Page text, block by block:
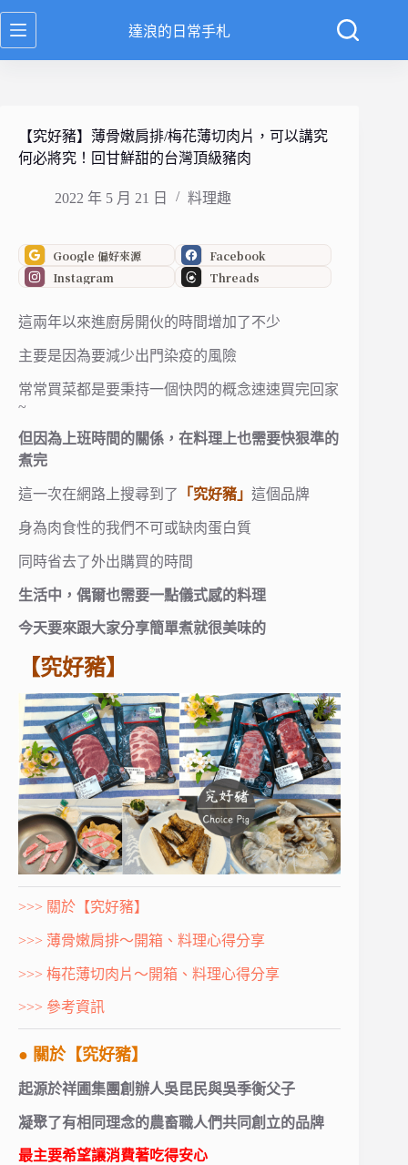
跳
至
達浪的日常手札
【究好豬】薄骨嫩肩排/梅花薄切肉片，可以講究
何必將究！回甘鮮甜的台灣頂級豬肉
2022 年 5 月 21 日 料理趣
Google 偏好來源
Facebook
Instagram
Threads
這兩年以來進廚房開伙的時間增加了不少
主要是因為要減少出門染疫的風險
常常買菜都是要秉持一個快閃的概念速速買完回家
~
但因為上班時間的關係，在料理上也需要快狠準的
煮完
這一次在網路上搜尋到了 「究好豬」 這個品牌
身為肉食性的我們不可或缺肉蛋白質
同時省去了外出購買的時間
生活中，偶爾也需要一點儀式感的料理
今天要來跟大家分享簡單煮就很美味的
【究好豬】
>>> 關於【究好豬】
>>> 薄骨嫩肩排～開箱、料理心得分享
>>> 梅花薄切肉片～開箱、料理心得分享
>>> 參考資訊
● 關於【究好豬】
起源於祥圃集團創辦人吳昆民與吳季衡父子
凝聚了有相同理念的農畜職人們共同創立的品牌
最主要希望讓消費著吃得安心